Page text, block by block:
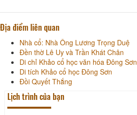
Địa điểm liên quan
Nhà cổ: Nhà Ông Lương Trọng Duệ
Đền thờ Lê Uy và Trần Khát Chân
Di chỉ Khảo cổ học văn hóa Đông Sơn
Di tích Khảo cổ học Đông Sơn
Đồi Quyết Thắng
Lịch trình của bạn